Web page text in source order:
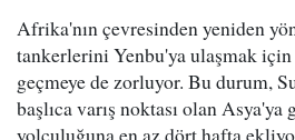
Afrika'nın çevresinden yeniden
tankerlerini Yenbu'ya ulaşmak için
geçmeye de zorluyor. Bu durum,
başlıca varış noktası olan
yolculuğuna en az dört hafta